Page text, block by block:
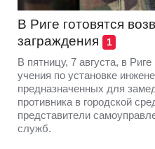
В Риге готовятся
заграждения
1
В пятницу, 7 августа, в
учения по установке
предназначенных для
противника в городской
представители
служб.